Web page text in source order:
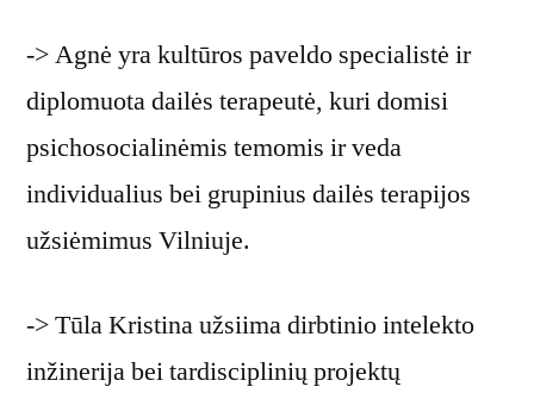
-> Agnė yra kultūros paveldo specialistė ir
diplomuota dailės terapeutė, kuri domisi
psichosocialinėmis temomis ir veda
individualius bei grupinius dailės terapijos
užsiėmimus Vilniuje.
-> Tūla Kristina užsiima dirbtinio intelekto
inžinerija bei tardisciplinių projektų